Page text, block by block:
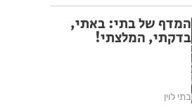
המדף של בתי: באתי,
בדקתי, המלצתי!
בתי לוין